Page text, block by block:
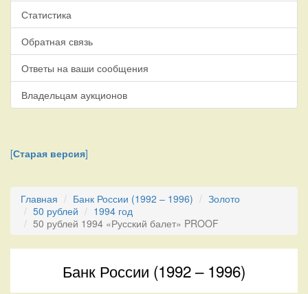
Статистика
Обратная связь
Ответы на ваши сообщения
Владельцам аукционов
[Старая версия]
Главная Банк России (1992 – 1996)
Золото
50 рублей
1994 год
50 рублей 1994 «Русский балет» PROOF
Банк России (1992 – 1996)